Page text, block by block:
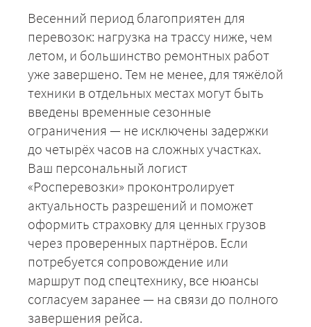
Весенний период благоприятен для
перевозок: нагрузка на трассу ниже, чем
летом, и большинство ремонтных работ
уже завершено. Тем не менее, для тяжёлой
техники в отдельных местах могут быть
введены временные сезонные
ограничения — не исключены задержки
до четырёх часов на сложных участках.
Ваш персональный логист
«Росперевозки» проконтролирует
актуальность разрешений и поможет
оформить страховку для ценных грузов
через проверенных партнёров. Если
потребуется сопровождение или
маршрут под спецтехнику, все нюансы
согласуем заранее — на связи до полного
завершения рейса.
ЗАКАЗАТЬ